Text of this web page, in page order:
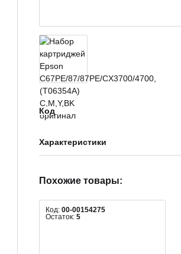
Код
Характеристики
Похожие товары:
Код: 00-00154275
Остаток: 5